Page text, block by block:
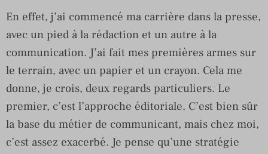
En effet, j’ai commencé ma carrière dans la presse,
avec un pied à la rédaction et un autre à la
communication. J’ai fait mes premières armes sur
le terrain, avec un papier et un crayon. Cela me
donne, je crois, deux regards particuliers. Le
premier, c’est l’approche éditoriale. C’est bien sûr
la base du métier de communicant, mais chez moi,
c’est assez exacerbé. Je pense qu’une stratégie